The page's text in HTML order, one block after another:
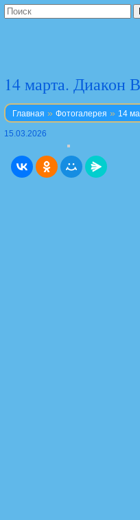
14 марта. Диакон
Главная » Фотогалерея » 14
15.03.2026